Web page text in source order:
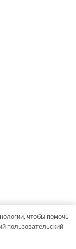
чтобы помочь
пользовательский